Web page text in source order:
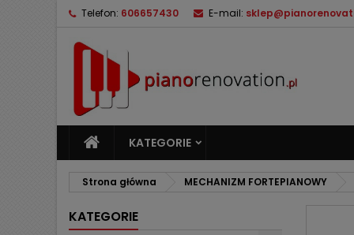
Telefon: 606657430 E-mail:
KATEGORIE
Strona główna MECHANIZM FORTEPIANOWY
KATEGORIE